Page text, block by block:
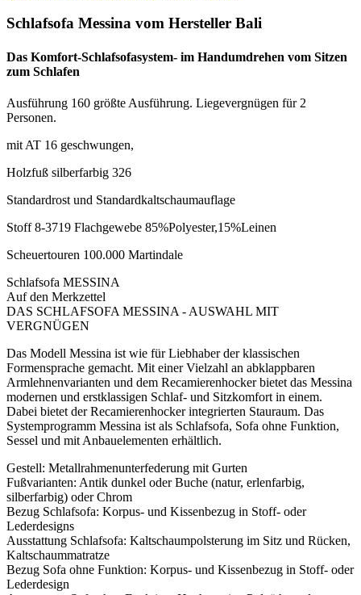
Schlafsofa Messina vom Hersteller Bali
Das Komfort-Schlafsofasystem- im Handumdrehen vom Sitzen
zum Schlafen
Ausführung 160 größte Ausführung. Liegevergnügen für 2
Personen.
mit AT 16 geschwungen,
Holzfuß silberfarbig 326
Standardrost und Standardkaltschaumauflage
Stoff 8-3719 Flachgewebe 85%Polyester,15%Leinen
Scheuertouren 100.000 Martindale
Schlafsofa MESSINA
Auf den Merkzettel
DAS SCHLAFSOFA MESSINA - AUSWAHL MIT
VERGNÜGEN
Das Modell Messina ist wie für Liebhaber der klassischen
Formensprache gemacht. Mit einer Vielzahl an abklappbaren
Armlehnenvarianten und dem Recamierenhocker bietet das Messina
modernen und erstklassigen Schlaf- und Sitzkomfort in einem.
Dabei bietet der Recamierenhocker integrierten Stauraum. Das
Systemprogramm Messina ist als Schlafsofa, Sofa ohne Funktion,
Sessel und mit Anbauelementen erhältlich.
Gestell: Metallrahmenunterfederung mit Gurten
Fußvarianten: Antik dunkel oder Buche (natur, erlenfarbig,
silberfarbig) oder Chrom
Bezug Schlafsofa: Korpus- und Kissenbezug in Stoff- oder
Lederdesigns
Ausstattung Schlafsofa: Kaltschaumpolsterung im Sitz und Rücken,
Kaltschaummatratze
Bezug Sofa ohne Funktion: Korpus- und Kissenbezug in Stoff- oder
Lederdesign